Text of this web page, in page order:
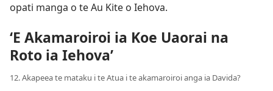
opati manga o te Au Kite o Iehova.
‘E Akamaroiroi ia Koe Uaorai na
Roto ia Iehova’
12. Akapeea te mataku i te Atua i te akamaroiroi anga ia Davida?